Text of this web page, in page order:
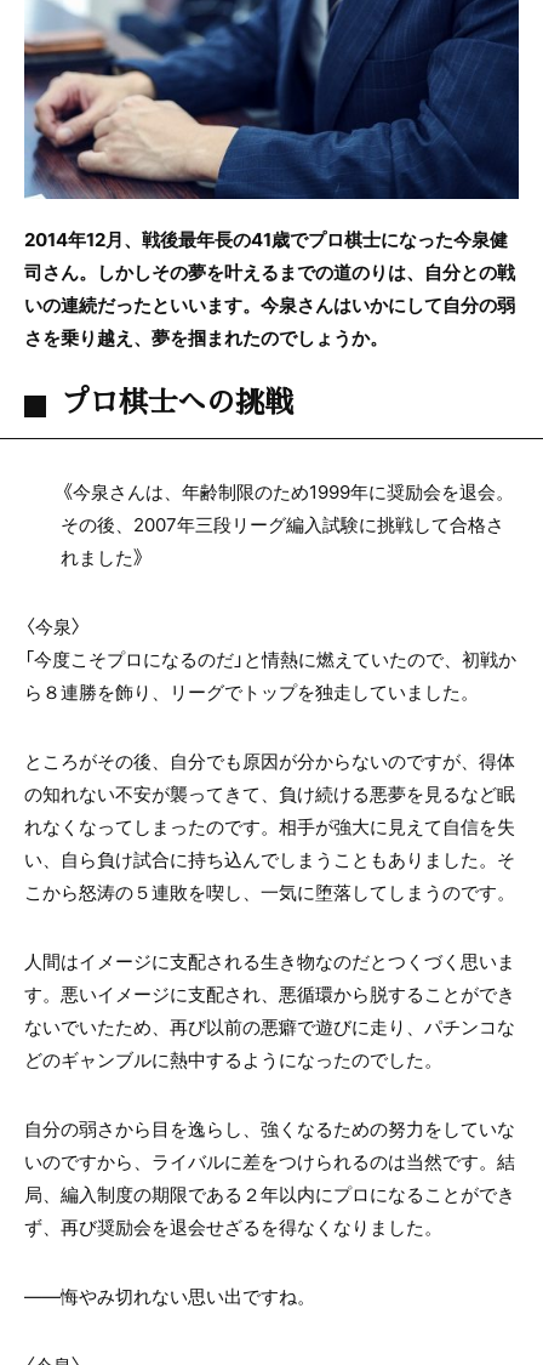
2014年12月、戦後最年長の41歳でプロ棋士になった今泉健
司さん。しかしその夢を叶えるまでの道のりは、自分との戦
いの連続だったといいます。今泉さんはいかにして自分の弱
さを乗り越え、夢を掴まれたのでしょうか。
プロ棋士への挑戦
《今泉さんは、年齢制限のため1999年に奨励会を退会。
その後、2007年三段リーグ編入試験に挑戦して合格さ
れました》
〈今泉〉
「今度こそプロになるのだ」と情熱に燃えていたので、初戦か
ら８連勝を飾り、リーグでトップを独走していました。
ところがその後、自分でも原因が分からないのですが、得体
の知れない不安が襲ってきて、負け続ける悪夢を見るなど眠
れなくなってしまったのです。相手が強大に見えて自信を失
い、自ら負け試合に持ち込んでしまうこともありました。そ
こから怒涛の５連敗を喫し、一気に堕落してしまうのです。
人間はイメージに支配される生き物なのだとつくづく思いま
す。悪いイメージに支配され、悪循環から脱することができ
ないでいたため、再び以前の悪癖で遊びに走り、パチンコな
どのギャンブルに熱中するようになったのでした。
自分の弱さから目を逸らし、強くなるための努力をしていな
いのですから、ライバルに差をつけられるのは当然です。結
局、編入制度の期限である２年以内にプロになることができ
ず、再び奨励会を退会せざるを得なくなりました。
――悔やみ切れない思い出ですね。